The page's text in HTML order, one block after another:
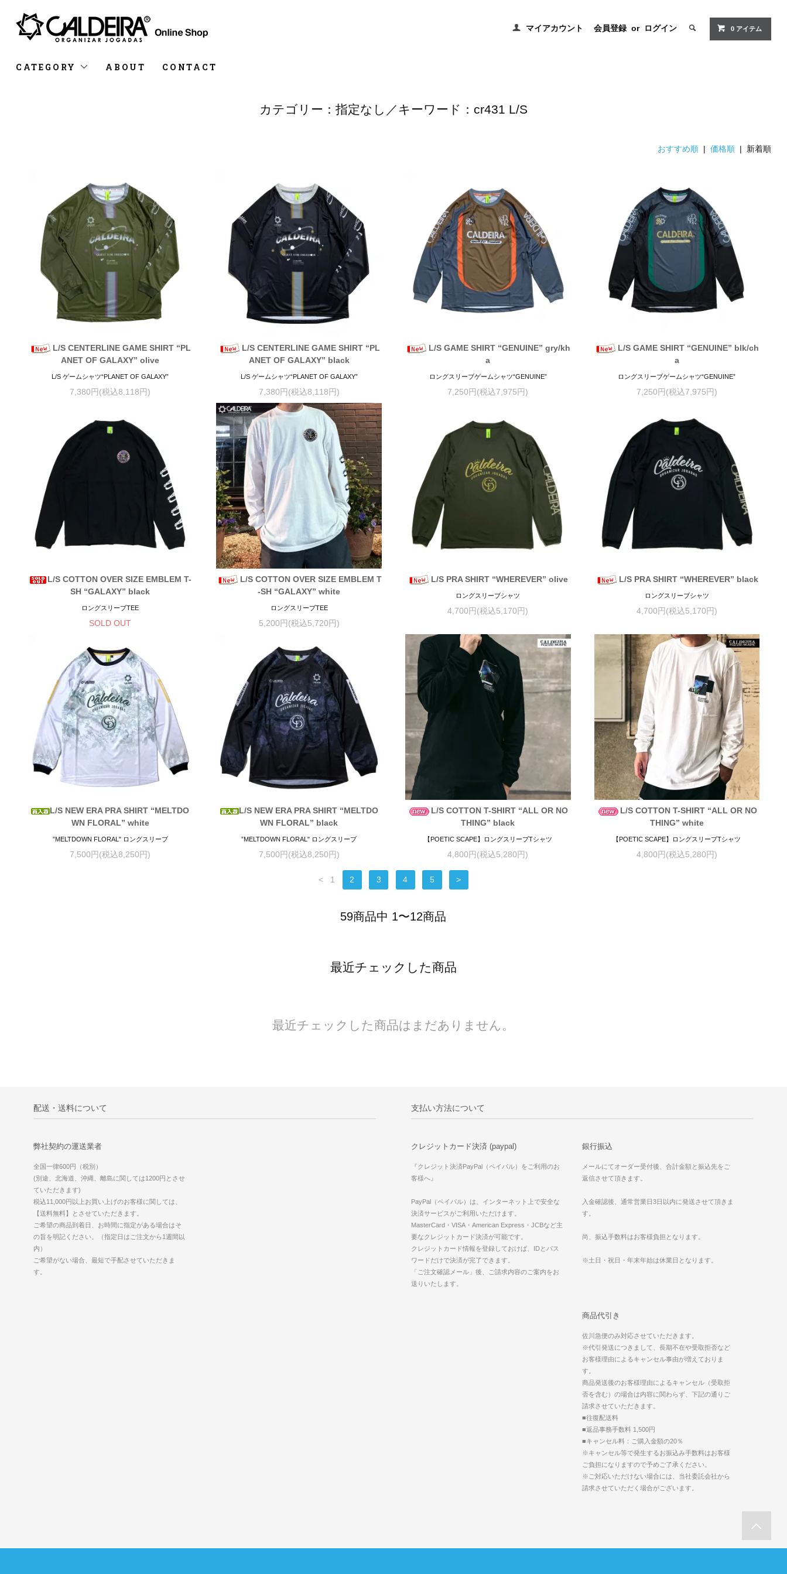
マイアカウント 会員登録 or ログイン 0 アイテム
CATEGORY ABOUT CONTACT
カテゴリー：指定なし／キーワード：cr431 L/S
おすすめ順 |価格順 | 新着順
L/S CENTERLINE GAME SHIRT “PL
ANET OF GALAXY” olive
L/S ゲームシャツ“PLANET OF GALAXY”
7,380円(税込8,118円)
L/S CENTERLINE GAME SHIRT “PL
ANET OF GALAXY” black
L/S ゲームシャツ“PLANET OF GALAXY”
7,380円(税込8,118円)
L/S GAME SHIRT “GENUINE” gry/kh
a
ロングスリーブゲームシャツ“GENUINE”
7,250円(税込7,975円)
L/S GAME SHIRT “GENUINE” blk/ch
a
ロングスリーブゲームシャツ“GENUINE”
7,250円(税込7,975円)
L/S COTTON OVER SIZE EMBLEM T-
SH “GALAXY” black
ロングスリーブTEE
SOLD OUT
L/S COTTON OVER SIZE EMBLEM T
-SH “GALAXY” white
ロングスリーブTEE
5,200円(税込5,720円)
L/S PRA SHIRT “WHEREVER” olive
ロングスリーブシャツ
4,700円(税込5,170円)
L/S PRA SHIRT “WHEREVER” black
ロングスリーブシャツ
4,700円(税込5,170円)
L/S NEW ERA PRA SHIRT “MELTDO
WN FLORAL” white
”MELTDOWN FLORAL" ロングスリーブ
7,500円(税込8,250円)
L/S NEW ERA PRA SHIRT “MELTDO
WN FLORAL” black
”MELTDOWN FLORAL" ロングスリーブ
7,500円(税込8,250円)
L/S COTTON T-SHIRT “ALL OR NO
THING” black
【POETIC SCAPE】ロングスリーブTシャツ
4,800円(税込5,280円)
L/S COTTON T-SHIRT “ALL OR NO
THING” white
【POETIC SCAPE】ロングスリーブTシャツ
4,800円(税込5,280円)
< 1 2 3 4 5 >
59商品中 1〜12商品
最近チェックした商品
最近チェックした商品はまだありません。
配送・送料について
弊社契約の運送業者
全国一律600円（税別）
(別途、北海道、沖縄、離島に関しては1200円とさせ
ていただきます)
税込11,000円以上お買い上げのお客様に関しては、
【送料無料】とさせていただきます。
ご希望の商品到着日、お時間に指定がある場合はそ
の旨を明記ください。（指定日はご注文から1週間以
内）
ご希望がない場合、最短で手配させていただきま
す。
支払い方法について
クレジットカード決済 (paypal)
『クレジット決済PayPal（ペイパル）をご利用のお
客様へ』
PayPal（ペイパル）は、インターネット上で安全な
決済サービスがご利用いただけます。
MasterCard・VISA・American Express・JCBなど主
要なクレジットカード決済が可能です。
クレジットカード情報を登録しておけば、IDとパス
ワードだけで決済が完了できます。
「ご注文確認メール」後、ご請求内容のご案内をお
送りいたします。
銀行振込
メールにてオーダー受付後、合計金額と振込先をご
返信させて頂きます。
入金確認後、通常営業日3日以内に発送させて頂きま
す。
尚、振込手数料はお客様負担となります。
※土日・祝日・年末年始は休業日となります。
商品代引き
佐川急便のみ対応させていただきます。
※代引発送につきまして、長期不在や受取拒否など
お客様理由によるキャンセル事由が増えておりま
す。
商品発送後のお客様理由によるキャンセル（受取拒
否を含む）の場合は内容に関わらず、下記の通りご
請求させていただきます。
■往復配送料
■返品事務手数料 1,500円
■キャンセル料：ご購入金額の20％
※キャンセル等で発生するお振込み手数料はお客様
ご負担になりますので予めご了承ください。
※ご対応いただけない場合には、当社委託会社から
請求させていただく場合がございます。